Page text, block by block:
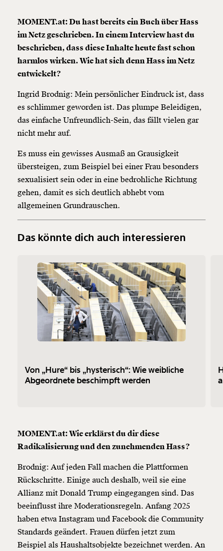
MOMENT.at: Du hast bereits ein Buch über Hass
im Netz geschrieben. In einem Interview hast du
beschrieben, dass diese Inhalte heute fast schon
harmlos wirken. Wie hat sich denn Hass im Netz
entwickelt?
Ingrid Brodnig: Mein persönlicher Eindruck ist, dass
es schlimmer geworden ist. Das plumpe Beleidigen,
das einfache Unfreundlich-Sein, das fällt vielen gar
nicht mehr auf.
Es muss ein gewisses Ausmaß an Grausigkeit
übersteigen, zum Beispiel bei einer Frau besonders
sexualisiert sein oder in eine bedrohliche Richtung
gehen, damit es sich deutlich abhebt vom
allgemeinen Grundrauschen.
Das könnte dich auch interessieren
Von „Hure“ bis „hysterisch“: Wie weibliche
Abgeordnete beschimpft werden
MOMENT.at: Wie erklärst du dir diese
Radikalisierung und den zunehmenden Hass?
Brodnig: Auf jeden Fall machen die Plattformen
Rückschritte. Einige auch deshalb, weil sie eine
Allianz mit Donald Trump eingegangen sind. Das
beeinflusst ihre Moderationsregeln. Anfang 2025
haben etwa Instagram und Facebook die Community
Standards geändert. Frauen dürfen jetzt zum
Beispiel als Haushaltsobjekte bezeichnet werden. An